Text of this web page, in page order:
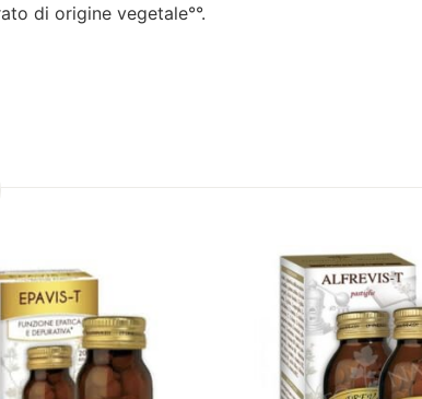
di origine vegetale°°.